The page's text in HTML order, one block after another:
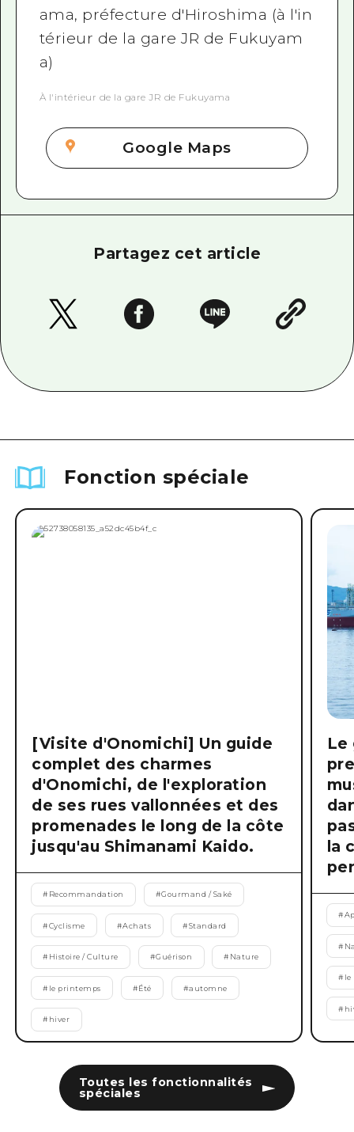
ama, préfecture d'Hiroshima (à l'in
térieur de la gare JR de Fukuyam
a)
À l'intérieur de la gare JR de Fukuyama
Google Maps
Partagez cet article
Fonction spéciale
Toutes les fonctionnalités
spéciales
[Visite d'Onomichi] Un guide
complet des charmes
d'Onomichi, de l'exploration
de ses rues vallonnées et des
promenades le long de la côte
jusqu'au Shimanami Kaido.
# Recommandation #Gourmand / Saké
#Cyclisme #Achats #Standard
# Histoire / Culture #Guérison # Nature
# le printemps #Été #automne
# hiver
Le
la
#
#
# le
#